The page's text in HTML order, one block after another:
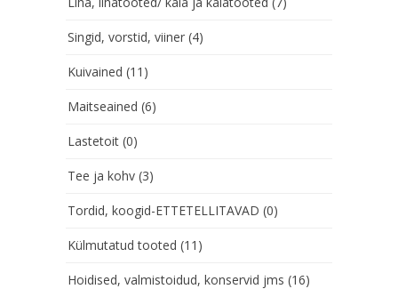
Singid, vorstid, viiner (4)
Kuivained (11)
Maitseained (6)
Lastetoit (0)
Tee ja kohv (3)
Tordid, koogid-ETTETELLITAVAD (0)
Külmutatud tooted (11)
Hoidised, valmistoidud, konservid jms (16)